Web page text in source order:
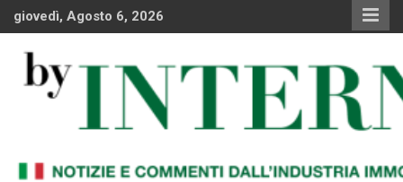
Skipgiovedì, Agosto 6, 2026